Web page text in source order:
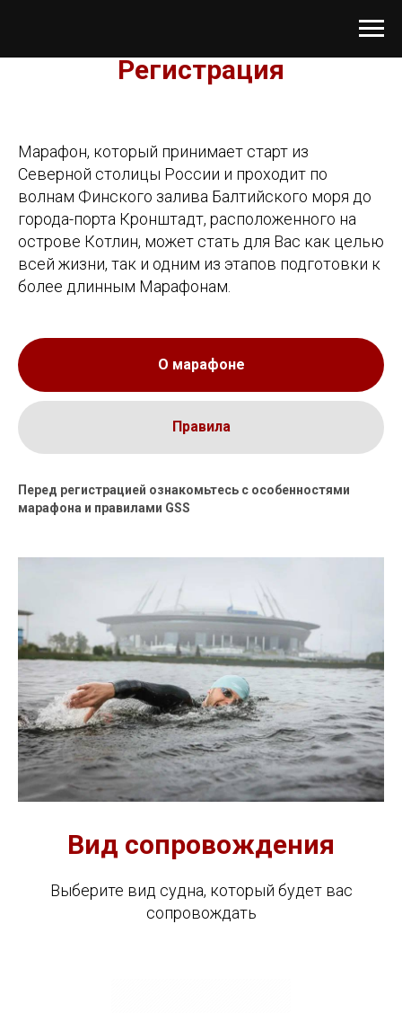
Регистрация
Марафон, который принимает старт из
Северной столицы России и проходит по
волнам Финского залива Балтийского моря до
города-порта Кронштадт, расположенного на
острове Котлин, может стать для Вас как целью
всей жизни, так и одним из этапов подготовки к
более длинным Марафонам.
О марафоне
Правила
Перед регистрацией ознакомьтесь с особенностями
марафона и правилами GSS
Вид сопровождения
Выберите вид судна, который будет вас
сопровождать